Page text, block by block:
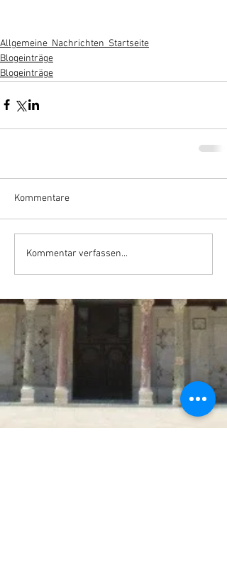
Allgemeine_Nachrichten_Startseite
Blogeinträge
Blogeinträge
Kommentare
Kommentar verfassen...